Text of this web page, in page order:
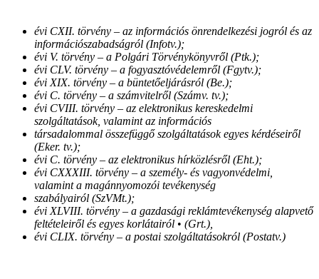
évi CXII. törvény – az információs önrendelkezési jogról és az
információszabadságról (Infotv.);
évi V. törvény – a Polgári Törvénykönyvről (Ptk.);
évi CLV. törvény – a fogyasztóvédelemről (Fgytv.);
évi XIX. törvény – a büntetőeljárásról (Be.);
évi C. törvény – a számvitelről (Számv. tv.);
évi CVIII. törvény – az elektronikus kereskedelmi
szolgáltatások, valamint az információs
társadalommal összefüggő szolgáltatások egyes kérdéseiről
(Eker. tv.);
évi C. törvény – az elektronikus hírközlésről (Eht.);
évi CXXXIII. törvény – a személy- és vagyonvédelmi,
valamint a magánnyomozói tevékenység
szabályairól (SzVMt.);
évi XLVIII. törvény – a gazdasági reklámtevékenység alapvető
feltételeiről és egyes korlátairól • (Grt.),
évi CLIX. törvény – a postai szolgáltatásokról (Postatv.)